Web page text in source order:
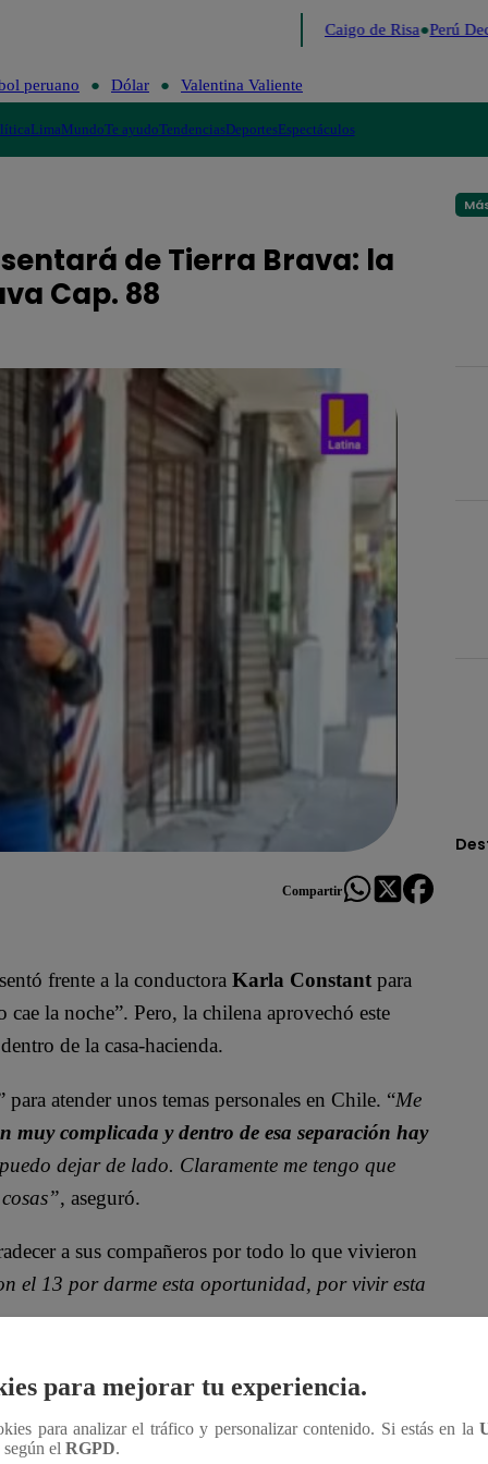
Me Caigo de Risa Perú
peruano Dólar Valentina Valiente
LimaMundoTe ayudoTendenciasDeportesEspectáculos
de Tierra Brava: la
Cap. 88
Compartir
frente a la conductora Karla Constant para
la noche”. Pero, la chilena aprovechó este
de la casa-hacienda.
atender unos temas personales en Chile. “Me
muy complicada y dentro de esa separación hay
dejar de lado. Claramente me tengo que
, aseguró.
a sus compañeros por todo lo que vivieron
el 13 por darme esta oportunidad, por vivir esta
para mejorar tu experiencia.
para analizar el tráfico y personalizar contenido. Si estás en la
según el RGPD.